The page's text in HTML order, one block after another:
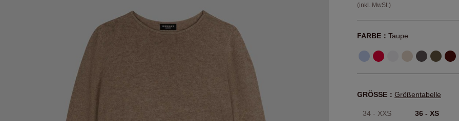
(inkl. MwSt.)
FARBE： Taupe
GRÖSSE： Größentabelle
34 - XXS 36 - XS